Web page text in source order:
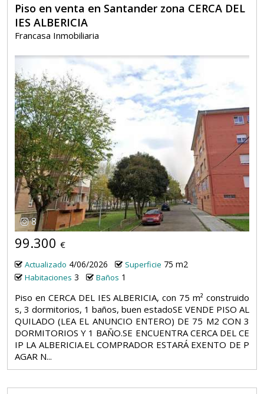
Piso en venta en Santander zona CERCA DEL
IES ALBERICIA
Francasa Inmobiliaria
8
99.300 €
Actualizado 4/06/2026 Superficie 75 m2
Habitaciones 3 Baños 1
Piso en CERCA DEL IES ALBERICIA, con 75 m² construido
s, 3 dormitorios, 1 baños, buen estadoSE VENDE PISO AL
QUILADO (LEA EL ANUNCIO ENTERO) DE 75 M2 CON 3
DORMITORIOS Y 1 BAÑO.SE ENCUENTRA CERCA DEL CE
IP LA ALBERICIA.EL COMPRADOR ESTARÁ EXENTO DE P
AGAR N...